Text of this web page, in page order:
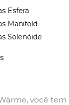
Esfera
Manifold
Solenóide
foco na
O
de baixa
de vibrações
você